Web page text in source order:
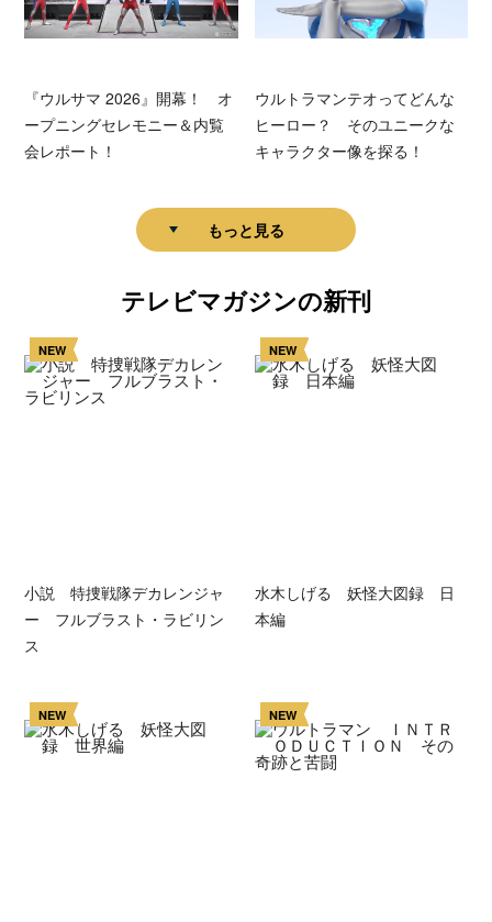
『ウルサマ 2026』開幕！ オ
ープニングセレモニー＆内覧
会レポート！
ウルトラマンテオってどんな
ヒーロー？ そのユニークな
キャラクター像を探る！
もっと見る
テレビマガジンの新刊
NEW
小説 特捜戦隊デカレンジャ
ー フルブラスト・ラビリン
ス
NEW
水木しげる 妖怪大図録 日
本編
NEW NEW